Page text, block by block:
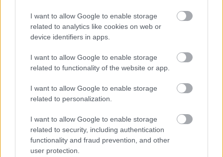
I want to allow Google to enable storage
related to analytics like cookies on web or
device identifiers in apps.
I want to allow Google to enable storage
related to functionality of the website or app.
I want to allow Google to enable storage
related to personalization.
I want to allow Google to enable storage
related to security, including authentication
functionality and fraud prevention, and other
user protection.